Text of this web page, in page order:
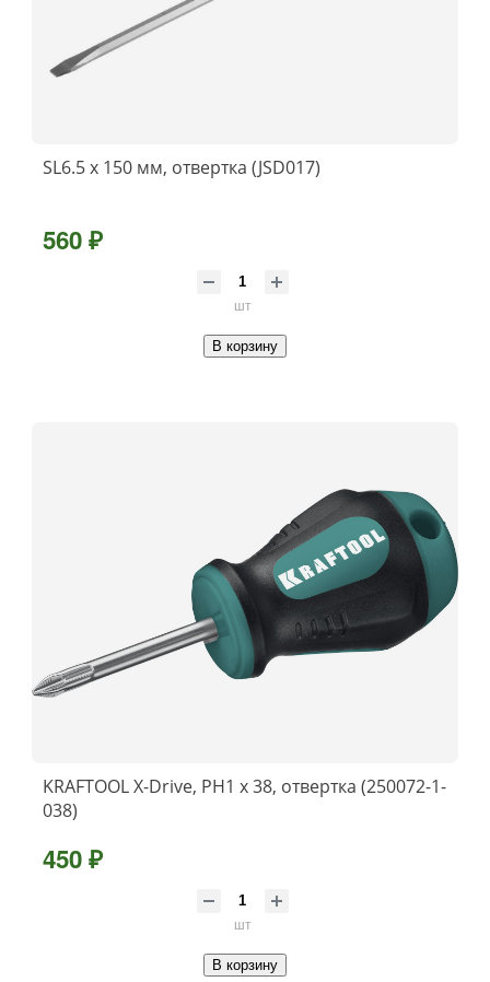
SL6.5 х 150 мм, отвертка (JSD017)
560 ₽
шт
В корзину
KRAFTOOL Х-Drive, PH1 x 38, отвертка (250072-1-
038)
450 ₽
шт
В корзину